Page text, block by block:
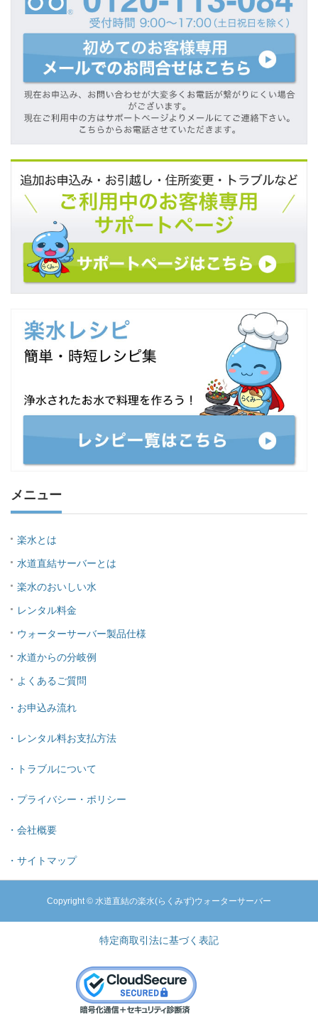
メニュー
楽水とは
水道直結サーバーとは
楽水のおいしい水
レンタル料金
ウォーターサーバー製品仕様
水道からの分岐例
よくあるご質問
・お申込み流れ
・レンタル料お支払方法
・トラブルについて
・プライバシー・ポリシー
・会社概要
・サイトマップ
Copyright © 水道直結の楽水(らくみず)ウォーターサーバー
特定商取引法に基づく表記